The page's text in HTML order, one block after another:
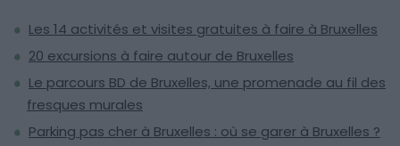
Les 14 activités et visites gratuites à faire à Bruxelles
20 excursions à faire autour de Bruxelles
Le parcours BD de Bruxelles, une promenade au fil des
fresques murales
Parking pas cher à Bruxelles : où se garer à Bruxelles ?